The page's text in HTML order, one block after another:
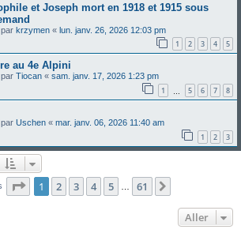
et Joseph mort en 1918 et 1915 sous
krzymen « lun. janv. 26, 2026 12:03 pm
1 2 3 4 5
au 4e Alpini
Tiocan « sam. janv. 17, 2026 1:23 pm
1 5 6 7 8
Uschen « mar. janv. 06, 2026 11:40 am
1 2 3
Page 1sur61
1 2 3 4 5 61
Aller